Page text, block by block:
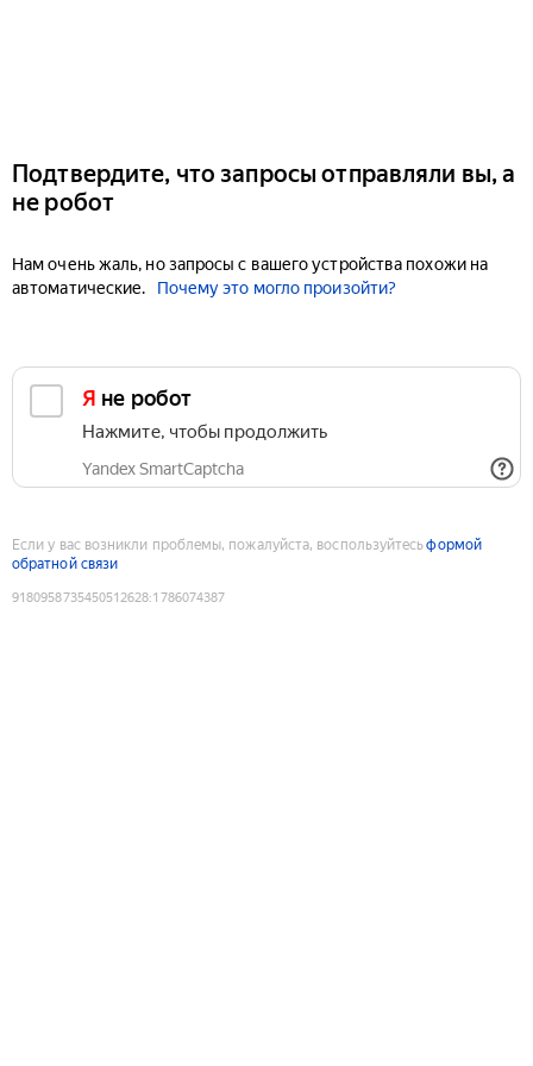
Подтвердите, что запросы отправляли вы, а
не робот
Нам очень жаль, но запросы с вашего устройства похожи на
автоматические.
Почему это могло произойти?
Я не робот
Нажмите, чтобы продолжить
Yandex SmartCaptcha
Если у вас возникли проблемы, пожалуйста, воспользуйтесьформой
обратной связи
9180958735450512628:1786074387